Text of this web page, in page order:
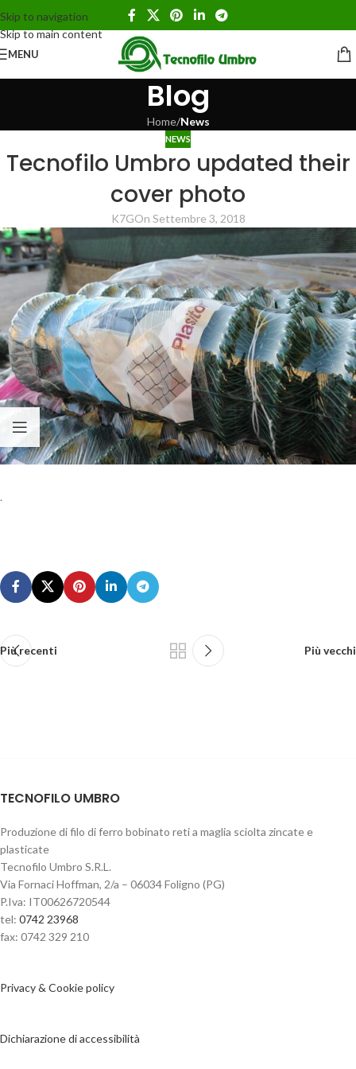
Skip to navigation
Skip to main content
MENU
Blog
Home/News
NEWS
Tecnofilo Umbro updated their
cover photo
K7GOn Settembre 3, 2018
.
Più recenti Più vecchi
TECNOFILO UMBRO
Produzione di filo di ferro bobinato reti a maglia sciolta zincate e
plasticate
Tecnofilo Umbro S.R.L.
Via Fornaci Hoffman, 2/a – 06034 Foligno (PG)
P.Iva: IT00626720544
tel: 0742 23968
fax: 0742 329 210
Privacy & Cookie policy
Dichiarazione di accessibilità